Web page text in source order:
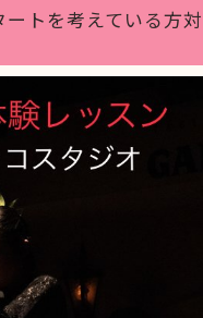
トを考えている方対